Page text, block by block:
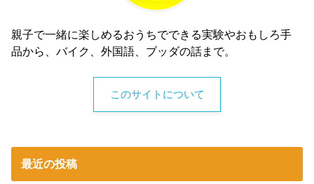
親子で一緒に楽しめるおうちでできる実験やおもしろ手
品から、バイク、外国語、ブッダの話まで。
このサイトについて
最近の投稿